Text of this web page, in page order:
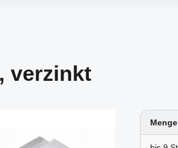
verzinkt
Menge